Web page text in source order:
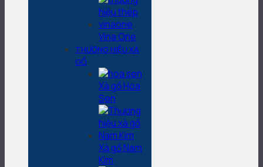
Vina One
THƯƠNG HIỆU XÀ
GỒ
Xà gồ Hoa
Sen
Xà gồ Nam
Kim